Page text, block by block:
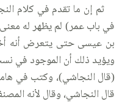
ثم إن ما تقدم في كلام
في باب عمر) لم يظهر له
بن عيسى حتى يتعرض أنه
ويؤيد ذلك أن الموجود في
(قال النجاشي)، وكتب في
قال النجاشي، وقال لأنه